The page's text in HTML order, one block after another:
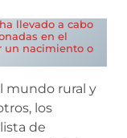
llevado a cabo
en el
un nacimiento o
mundo rural y
los
de